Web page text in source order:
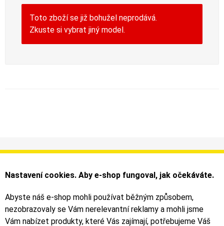
Toto zboží se již bohužel neprodává.
Zkuste si vybrat jiný model.
Informace
Obchodní podmínky
Můj účet
Faktury
Bezpečné on-line platby dodává ComGate
Nastavení cookies. Aby e-shop fungoval, jak očekáváte.
Abyste náš e-shop mohli používat běžným způsobem,
nezobrazovaly se Vám nerelevantní reklamy a mohli jsme
Vám nabízet produkty, které Vás zajímají, potřebujeme Váš